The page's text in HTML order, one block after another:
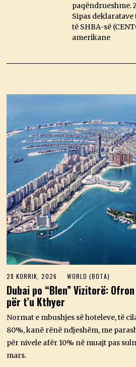
paqëndrueshme.
Sipas
të SHBA-së
amerikane
28 KORRIK, 2026
8
K
O
R
R
K
,
WORLD (BOTA)
Dubai po “Blen” Vizitorë:
për t’u Kthyer
Normat e mbushjes së hoteleve, të
80%, kanë rënë ndjeshëm, me
për nivele afër 10% në muajt pas
mars.